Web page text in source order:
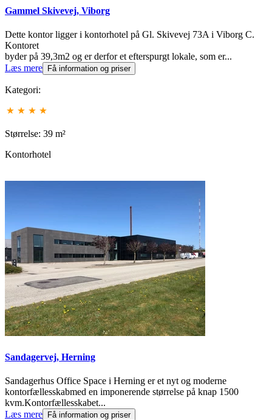
Gammel Skivevej, Viborg
Dette kontor ligger i kontorhotel på Gl. Skivevej 73A i Viborg C.
Kontoret
byder på 39,3m2 og er derfor et efterspurgt lokale, som er...
Læs mere
Få information og priser
Kategori:
Størrelse: 39 m²
Kontorhotel
Sandagervej, Herning
Sandagerhus Office Space i Herning er et nyt og moderne
kontorfællesskabmed en imponerende størrelse på knap 1500
kvm.Kontorfællesskabet...
Læs mere
Få information og priser